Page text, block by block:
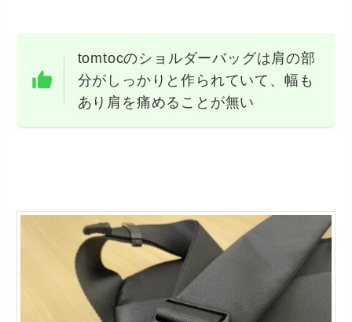
tomtocのショルダーバッグは肩の部
分がしっかりと作られていて、幅も
あり肩を痛めることが無い